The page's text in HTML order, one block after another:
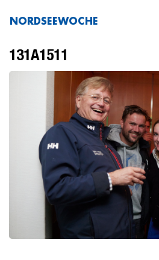
NORDSEEWOCHE
131A1511